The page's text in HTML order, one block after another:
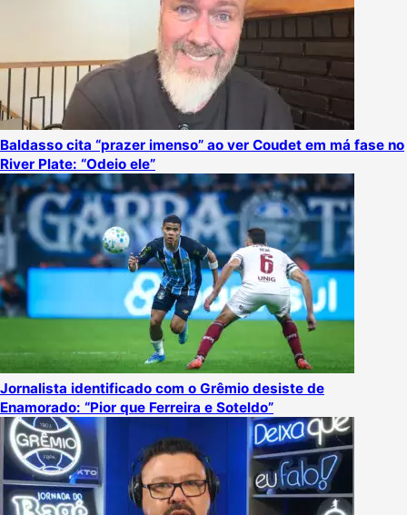
Baldasso cita “prazer imenso” ao ver Coudet em má fase no
River Plate: “Odeio ele”
Jornalista identificado com o Grêmio desiste de
Enamorado: “Pior que Ferreira e Soteldo”